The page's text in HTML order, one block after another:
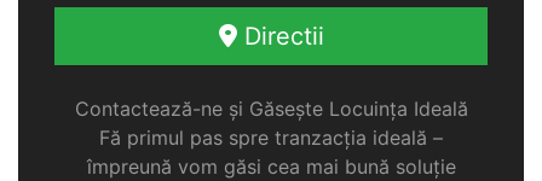
Directii
Contactează-ne și Găsește Locuința Ideală
Fă primul pas spre tranzacția ideală –
împreună vom găsi cea mai bună soluție